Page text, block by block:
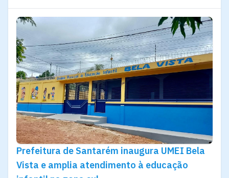
Prefeitura de Santarém inaugura UMEI Bela
Vista e amplia atendimento à educação